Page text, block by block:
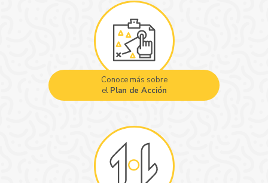
Conoce más sobre
el Plan de Acción